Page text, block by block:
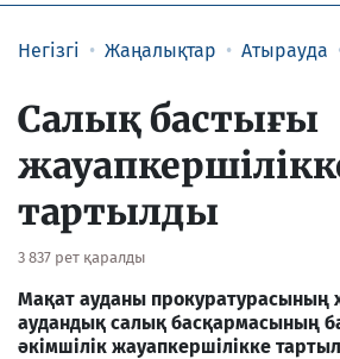
Негізгі Жаңалықтар Атырауда
Салық бастығы
тартылды
3 837 рет қаралды
Мақат ауданы прокуратурасының
аудандық салық басқармасының
әкімшілік жауапкершілікке